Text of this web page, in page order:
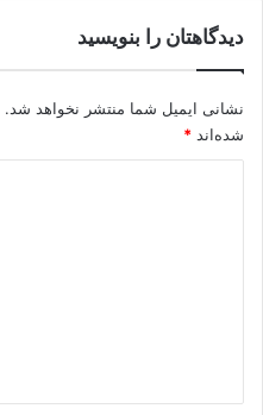
دیدگاهتان را بنویسید
نشانی ایمیل شما منتشر نخواهد شد.
شده‌اند *